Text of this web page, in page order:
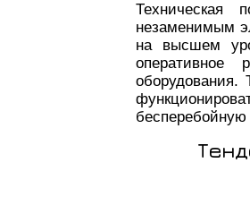
Техническая
незаменимым
на высшем
оперативное
оборудования.
бесперебойную